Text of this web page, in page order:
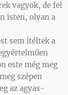
vagyok, de fel
isten, olyan a
sem ítéltek a
este még meg
szépen
az agyas-